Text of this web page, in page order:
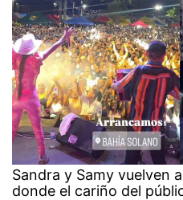
Sandra y Samy vuelven
donde el cariño del